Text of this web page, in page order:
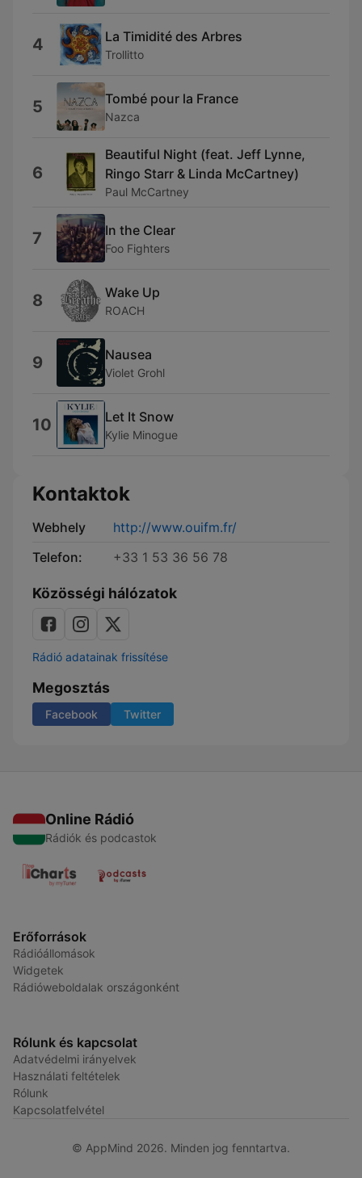
4 La Timidité des Arbres
Trollitto
5 Tombé pour la France
Nazca
6
Beautiful Night (feat. Jeff Lynne,
Ringo Starr & Linda McCartney)
Paul McCartney
7 In the Clear
Foo Fighters
8 Wake Up
ROACH
9 Nausea
Violet Grohl
10 Let It Snow
Kylie Minogue
Kontaktok
Webhely
http://www.ouifm.fr/
Telefon:
+33 1 53 36 56 78
Közösségi hálózatok
Rádió adatainak frissítése
Megosztás
Facebook Twitter
Online Rádió
Rádiók és podcastok
Erőforrások
Rádióállomások
Widgetek
Rádióweboldalak országonként
Rólunk és kapcsolat
Adatvédelmi irányelvek
Használati feltételek
Rólunk
Kapcsolatfelvétel
© AppMind 2026. Minden jog fenntartva.